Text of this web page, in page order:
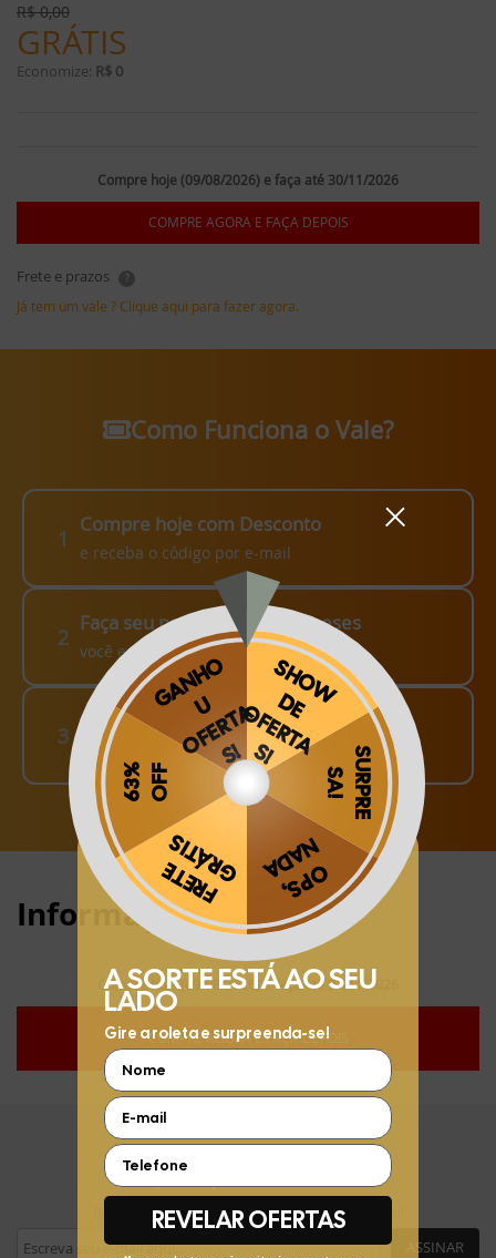
R$0,00
GRÁTIS
Economize: R$ 0
Compre hoje (09/08/2026) e faça até 30/11/2026
COMPRE AGORA E FAÇA DEPOIS
Frete e prazos ?
Já tem um vale ? Clique aqui para fazer agora.
Como Funciona o Vale?
1
Compre hoje com Desconto
e receba o código por e-mail
2
Faça seu pedido em até 3 meses
você escolhe como fazer!
3
Finalize o seu Pedido!
pague o Frete e receba em sua casa
Informações:
Compre hoje (09/08/2026) e faça até 30/11/2026
COMPRE AGORA E FAÇA DEPOIS
FIQUE POR DENTRO
Receba ofertas exclusivas da Phooto no seu e-mail
ASSINAR
Obrigado por se cadastrar na
Aproveite e receba as novidades e ofertas exclusivas da